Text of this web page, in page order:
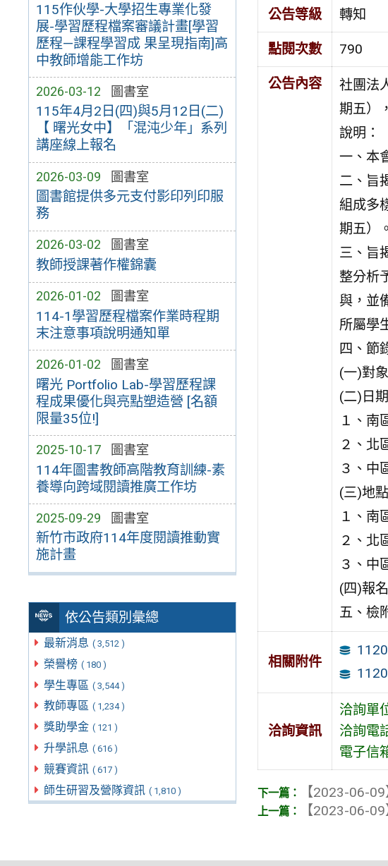
115作伙學-大學招生專業化發
展-學習歷程檔案審議計畫[學習
歷程—課程學習成 果呈現指南]高
中教師增能工作坊
2026-03-12 圖書室
115年4月2日(四)與5月12日(二)
【 曙光女中】「混沌少年」系列
講座線上報名
2026-03-09 圖書室
圖書館提供多元支付影印列印服
務
2026-03-02 圖書室
教師授課著作權錦囊
2026-01-02 圖書室
114-1學習歷程檔案作業時程期
末注意事項說明通知單
2026-01-02 圖書室
曙光 Portfolio Lab-學習歷程課
程成果優化與亮點塑造營 [名額
限量35位!]
2025-10-17 圖書室
114年圖書教師高階教育訓練-素
養導向跨域閱讀推廣工作坊
2025-09-29 圖書室
新竹市政府114年度閱讀推動實
施計畫
依公告類別彙總
最新消息 ( 3,512 )
榮譽榜 ( 180 )
學生專區 ( 3,544 )
教師專區 ( 1,234 )
獎助學金 ( 121 )
升學訊息 ( 616 )
競賽資訊 ( 617 )
師生研習及營隊資訊 ( 1,810 )
公告等級 轉知
點閱次數 790
公告內容
社團法
期五）
說明：
一、本
二、旨
組成多
期五）。
三、旨
整分析
與，並
所屬學
四、節
(一)對
(二)日
１、南
２、北
３、中
(三)地點
１、南
２、北
３、中
(四)報
五、檢
相關附件
洽詢資訊
洽詢單
洽詢電
電子信
【2023-06-
【2023-06-09